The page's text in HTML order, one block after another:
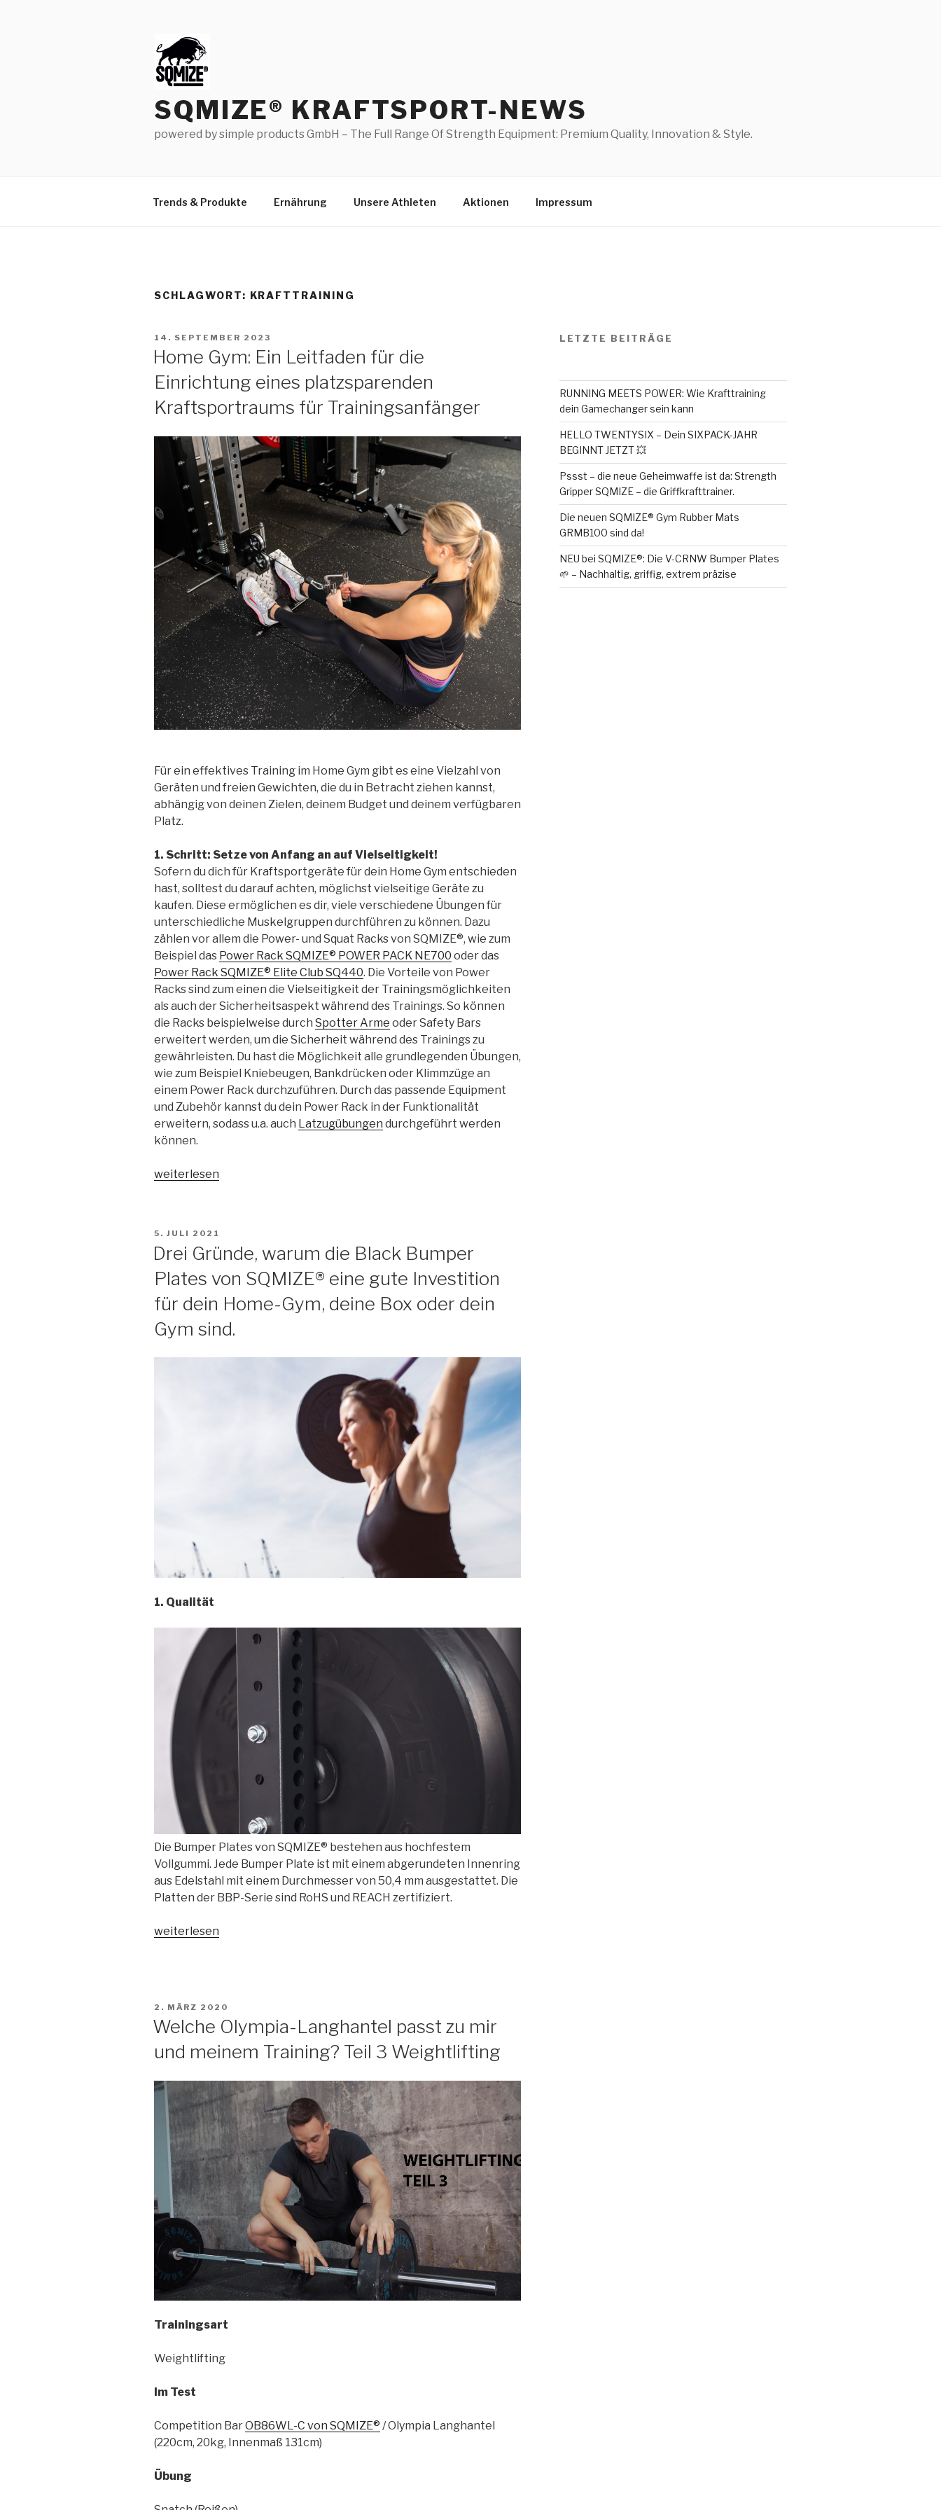
SQMIZE® KRAFTSPORT-NEWS
powered by simple products GmbH – The Full Range Of Strength Equipment: Premium Quality, Innovation & Style.
Trends & Produkte Ernährung Unsere Athleten Aktionen Impressum
SCHLAGWORT: KRAFTTRAINING
VERÖFFENTLICHT
14. SEPTEMBER 2023
Home Gym: Ein Leitfaden für die
Einrichtung eines platzsparenden
Kraftsportraums für Trainingsanfänger
Für ein effektives Training im Home Gym gibt es eine Vielzahl von
Geräten und freien Gewichten, die du in Betracht ziehen kannst,
abhängig von deinen Zielen, deinem Budget und deinem verfügbaren
Platz.
1. Schritt: Setze von Anfang an auf Vielseitigkeit!
Sofern du dich für Kraftsportgeräte für dein Home Gym entschieden
hast, solltest du darauf achten, möglichst vielseitige Geräte zu
kaufen. Diese ermöglichen es dir, viele verschiedene Übungen für
unterschiedliche Muskelgruppen durchführen zu können. Dazu
zählen vor allem die Power- und Squat Racks von SQMIZE®, wie zum
Beispiel das Power Rack SQMIZE® POWER PACK NE700 oder das
Power Rack SQMIZE® Elite Club SQ440. Die Vorteile von Power
Racks sind zum einen die Vielseitigkeit der Trainingsmöglichkeiten
als auch der Sicherheitsaspekt während des Trainings. So können
die Racks beispielweise durch Spotter Arme oder Safety Bars
erweitert werden, um die Sicherheit während des Trainings zu
gewährleisten. Du hast die Möglichkeit alle grundlegenden Übungen,
wie zum Beispiel Kniebeugen, Bankdrücken oder Klimmzüge an
einem Power Rack durchzuführen. Durch das passende Equipment
und Zubehör kannst du dein Power Rack in der Funktionalität
erweitern, sodass u.a. auch Latzugübungen durchgeführt werden
können.
„Home
für
die
Einrichtung
platzsparenden
Kraftsportraums
für
Trainingsanfänger“
weiterlesen
VERÖFFENTLICHT
5. JULI 2021
Drei Gründe, warum die Black Bumper
Plates von SQMIZE® eine gute Investition
für dein Home-Gym, deine Box oder dein
Gym sind.
1. Qualität
Die Bumper Plates von SQMIZE® bestehen aus hochfestem
Vollgummi. Jede Bumper Plate ist mit einem abgerundeten Innenring
aus Edelstahl mit einem Durchmesser von 50,4 mm ausgestattet. Die
Platten der BBP-Serie sind RoHS und REACH zertifiziert.
„Drei
Bumper
Plates
von
eine
gute
Investition
dein
Home-
Gym,
deine
Box
oder
dein
Gym
sind.“
weiterlesen
VERÖFFENTLICHT
2. MÄRZ 2020
Welche Olympia-Langhantel passt zu mir
und meinem Training? Teil 3 Weightlifting
Trainingsart
Weightlifting
Im Test
Competition BarOB86WL-C von SQMIZE® / Olympia Langhantel
(220cm, 20kg, Innenmaß 131cm)
Übung
LETZTE BEITRÄGE
RUNNING MEETS POWER: Wie Krafttraining
dein Gamechanger sein kann
HELLO TWENTYSIX – Dein SIXPACK-JAHR
BEGINNT JETZT 💥
Pssst – die neue Geheimwaffe ist da: Strength
Gripper SQMIZE – die Griffkrafttrainer.
Die neuen SQMIZE® Gym Rubber Mats
GRMB100 sind da!
NEU bei SQMIZE®: Die V-CRNW Bumper Plates
🌱 – Nachhaltig, griffig, extrem präzise